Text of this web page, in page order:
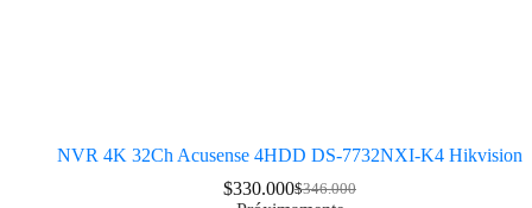
NVR 4K 32Ch Acusense 4HDD DS-7732NXI-K4 Hikvision
$346.000
$330.000